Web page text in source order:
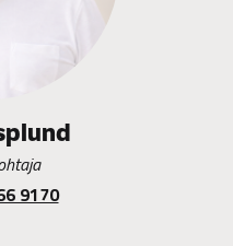
9170